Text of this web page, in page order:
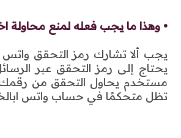
• وهذا ما يجب فعله لمنع محاولة
يجب ألا تشارك رمز التحقق
يحتاج إلى رمز التحقق عبر
مستخدم يحاول التحقق من
تظل متحكمًا في حساب واتس